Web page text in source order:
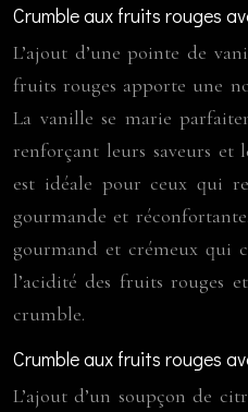
Crumble aux fruits rouges
L’ajout d’une pointe de
fruits rouges apporte une
La vanille se marie
renforçant leurs saveurs et
est idéale pour ceux qui
gourmande et
gourmand et crémeux qui
l’acidité des fruits rouges
crumble.
Crumble aux fruits rouges
L’ajout d’un soupçon de